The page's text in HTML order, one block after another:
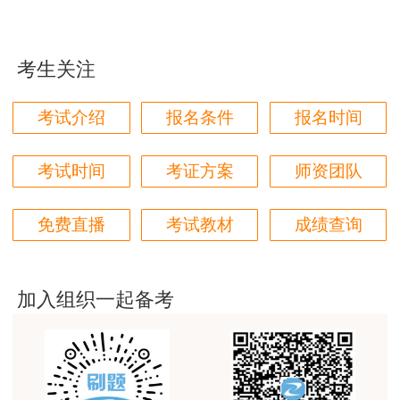
4：成绩查询结果上出现“-1”、“-2”是什么意
思?
说明：因考试政策、内容不断变化与调整，建
设工程教育网提供的以上信息仅供参考，如有异议
请考生以权威部门公布的内容为准！
用户m9****66
对本次课程购买的老师的服务态度非常满意。希望我
们网站教学质量越来越高。祝大家都取得满意的结
用户m5****66
3位老师，讲的都非常的好，
用户m5****66
用户m9****88
建设工程教育网很给力，课程逻辑清晰，老师讲解通
俗易懂，重点突出，模拟题质量高，押题卷压中的知
识点很多，尤其是实务简答题秘籍压中将近70%的小
考生关注
考试介绍 报名条件 报名时间
考试时间 考证方案 师资团队
免费直播 考试教材 成绩查询
加入组织一起备考